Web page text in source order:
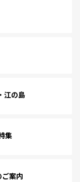
江の島
集
ご案内